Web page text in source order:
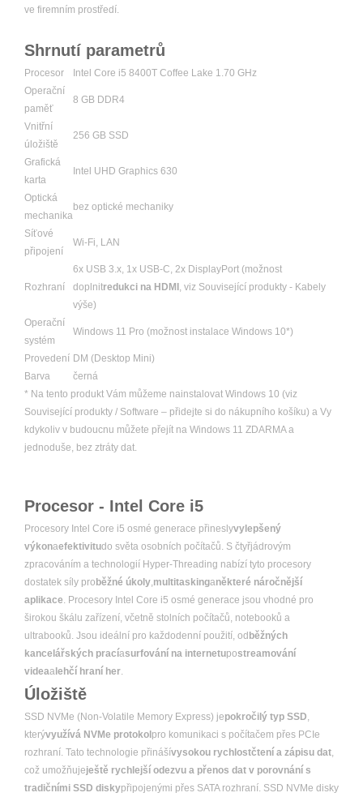
ve firemním prostředí.
Shrnutí parametrů
Procesor
Intel Core i5 8400T Coffee Lake 1.70 GHz
Operační
paměť
8 GB DDR4
Vnitřní
úložiště
256 GB SSD
Grafická
karta
Intel UHD Graphics 630
Optická
mechanika
bez optické mechaniky
Síťové
připojení
Wi-Fi, LAN
Rozhraní
6x USB 3.x, 1x USB-C, 2x DisplayPort (možnost
doplnitredukci na HDMI , viz Související produkty - Kabely
výše)
Operační
systém
Windows 11 Pro (možnost instalace Windows 10*)
Provedení DM (Desktop Mini)
Barva
černá
* Na tento produkt Vám můžeme nainstalovat Windows 10 (viz
Související produkty / Software – přidejte si do nákupního košíku) a Vy
kdykoliv v budoucnu můžete přejít na Windows 11 ZDARMA a
jednoduše, bez ztráty dat.
Procesor - Intel Core i5
Procesory Intel Core i5 osmé generace přineslyvylepšený
výkonaefektivitudo světa osobních počítačů. S čtyřjádrovým
zpracováním a technologií Hyper-Threading nabízí tyto procesory
dostatek síly pro běžné úkoly,multitaskinganěkteré náročnější
aplikace. Procesory Intel Core i5 osmé generace jsou vhodné pro
širokou škálu zařízení, včetně stolních počítačů, notebooků a
ultrabooků. Jsou ideální pro každodenní použití, od běžných
kancelářských pracíasurfování na internetupostreamování
videaa lehčí hraní her.
Úložiště
SSD NVMe (Non-Volatile Memory Express) jepokročilý typ SSD,
kterývyužívá NVMe protokol pro komunikaci s počítačem přes PCIe
rozhraní. Tato technologie přinášívysokou rychlostčtení a zápisu dat,
což umožňujeještě rychlejší odezvu a přenos dat v porovnání s
tradičními SSD diskypřipojenými přes SATA rozhraní. SSD NVMe disky